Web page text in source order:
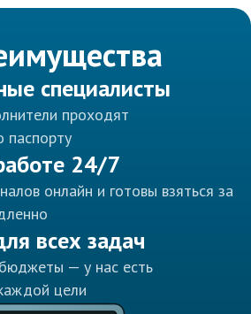
специалисты
проходят
паспорту
24/7
онлайн и готовы взяться за
всех задач
— у нас есть
цели